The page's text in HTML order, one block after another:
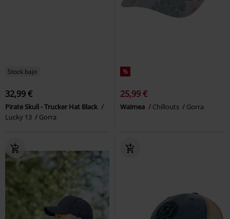
Stock bajo
32,99 €
Pirate Skull - Trucker Hat Black
Lucky 13
Gorra
%
25,99 €
Waimea Chillouts Gorra